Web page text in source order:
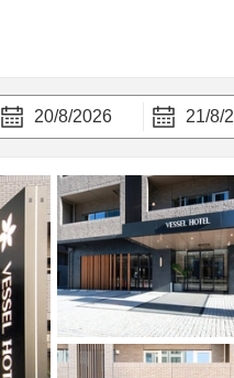
20/8/2026 21/8/